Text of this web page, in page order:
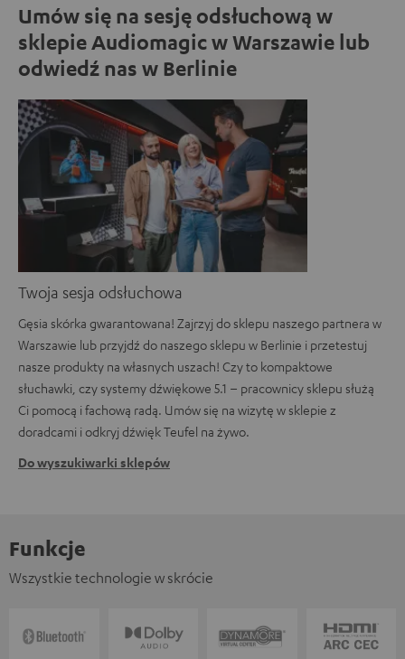
Umów się na sesję odsłuchową w
sklepie Audiomagic w Warszawie lub
odwiedź nas w Berlinie
Twoja sesja odsłuchowa
Gęsia skórka gwarantowana! Zajrzyj do sklepu naszego partnera w
Warszawie lub przyjdź do naszego sklepu w Berlinie i przetestuj
nasze produkty na własnych uszach! Czy to kompaktowe
słuchawki, czy systemy dźwiękowe 5.1 – pracownicy sklepu służą
Ci pomocą i fachową radą. Umów się na wizytę w sklepie z
doradcami i odkryj dźwięk Teufel na żywo.
Do wyszukiwarki sklepów
Funkcje
Wszystkie technologie w skrócie